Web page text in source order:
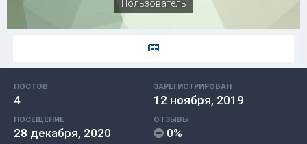
Пользователь
ПОСТОВ
4
ЗАРЕГИСТРИРОВАН
12 ноября, 2019
ПОСЕЩЕНИЕ
28 декабря, 2020
ОТЗЫВЫ
0%